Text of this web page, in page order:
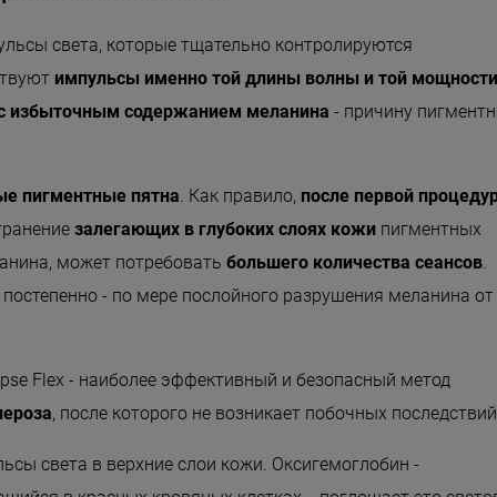
света, которые тщательно контролируются
импульсы именно той длины волны и той
избыточным содержанием меланина - причину
пигментные пятна. Как правило, после первой
залегающих в глубоких слоях кожи пигментных
может потребовать большего количества сеансов.
- по мере послойного разрушения меланина от
Flex - наиболее эффективный и безопасный метод
, после которого не возникает побочных
света в верхние слои кожи. Оксигемоглобин -